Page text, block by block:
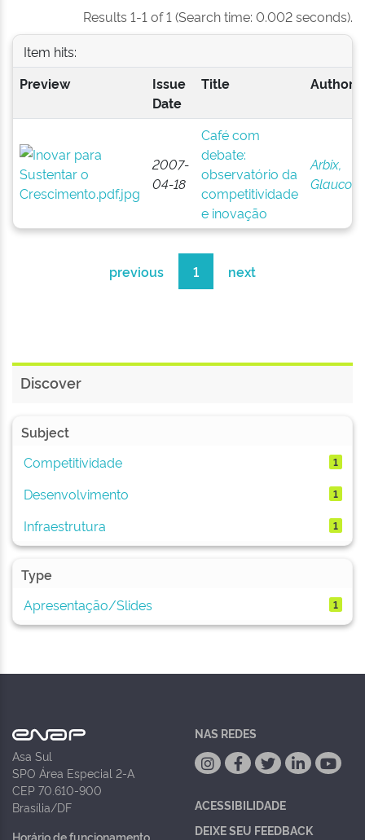
Results 1-1 of 1 (Search time: 0.002 seconds).
Item hits:
Preview
Issue
Date
Title
2007-
04-18
Café com
debate:
observatório da
competitividade
e inovação
Arbix,
Glauco
previous 1 next
Discover
Subject
Competitividade
1
Desenvolvimento 1
Infraestrutura 1
Type
Apresentação/Slides
1
Asa Sul
SPO Área Especial 2-A
CEP 70.610-900
Brasília/DF
Horário de funcionamento
NAS REDES
ACESSIBILIDADE
DEIXE SEU FEEDBACK